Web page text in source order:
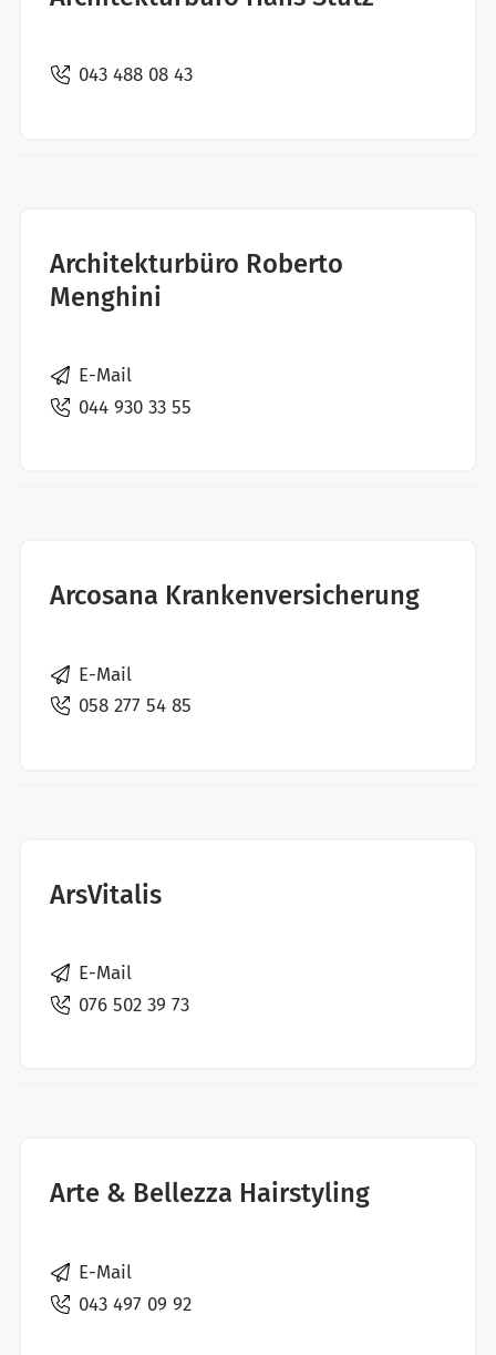
043 488 08 43
Architekturbüro Roberto
Menghini
E-Mail
044 930 33 55
Arcosana Krankenversicherung
E-Mail
058 277 54 85
ArsVitalis
E-Mail
076 502 39 73
Arte & Bellezza Hairstyling
E-Mail
043 497 09 92